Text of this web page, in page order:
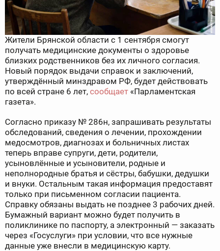
Жители Брянской области с 1 сентября смогут
получать медицинские документы о здоровье
близких родственников без их личного согласия.
Новый порядок выдачи справок и заключений,
утверждённый минздравом РФ, будет действовать
по всей стране 6 лет, сообщает «Парламентская
газета».
Согласно приказу № 286н, запрашивать результаты
обследований, сведения о лечении, прохождении
медосмотров, диагнозах и больничных листах
теперь вправе супруги, дети, родители,
усыновлённые и усыновители, родные и
неполнородные братья и сёстры, бабушки, дедушки
и внуки. Остальным такая информация предоставят
только при письменном согласии пациента.
Справку обязаны выдать не позднее 3 рабочих дней.
Бумажный вариант можно будет получить в
поликлинике по паспорту, а электронный — заказать
через «Госуслуги» при условии, что все нужные
данные уже внесли в медицинскую карту.